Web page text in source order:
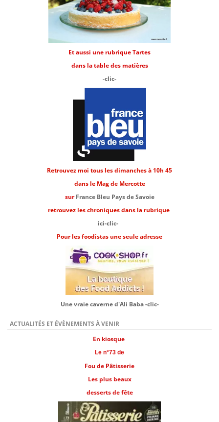
Et aussi une rubrique Tartes
dans la table des matières
-clic-
Retrouvez moi tous les dimanches à 10h 45
dans le Mag de Mercotte
sur France Bleu Pays de Savoie
retrouvez les chroniques dans la rubrique
ici-clic-
Pour les foodistas une seule adresse
Une vraie caverne d'Ali Baba -clic-
ACTUALITÉS ET ÉVÈNEMENTS À VENIR
En kiosque
Le n°73 de
Fou de Pâtisserie
Les plus beaux
desserts de fête